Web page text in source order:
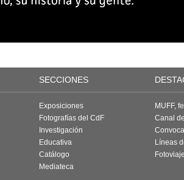
SECCIONES
Exposiciones
Fotografías del CdF
Investigación
Educativa
Catálogo
Mediateca
MUFF,
Canal
Líneas